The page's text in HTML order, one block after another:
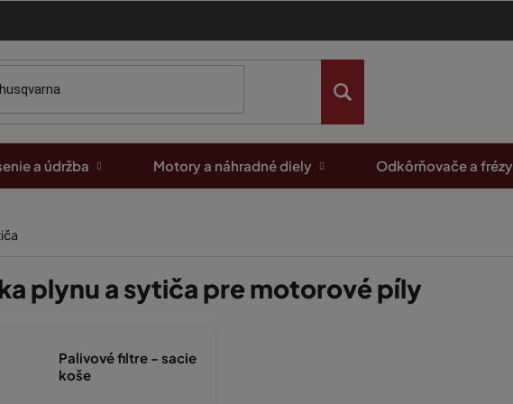
a údržba Motory a náhradné diely Odkôrňovače a frézy
plynu a sytiča pre motorové píly
Palivové filtre - sacie
koše